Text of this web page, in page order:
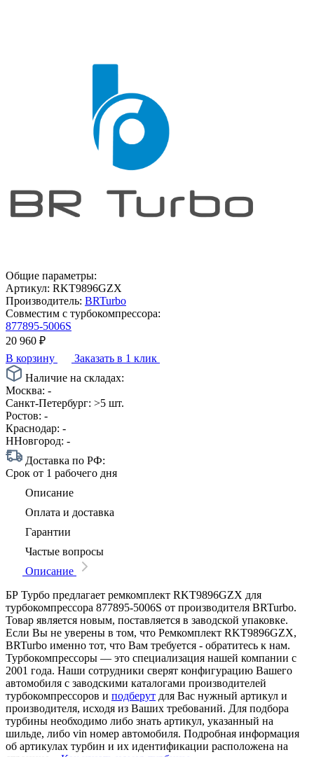
Общие параметры:
Артикул: RKT9896GZX
Производитель: BRTurbo
Совместим с турбокомпрессора:
877895-5006S
20 960 ₽
В корзину
Заказать в 1 клик
Наличие на складах:
Москва: -
Санкт-Петербург: >5 шт.
Ростов: -
Краснодар: -
ННовгород: -
Доставка по РФ:
Срок от 1 рабочего дня
Описание
Оплата и доставка
Гарантии
Частые вопросы
Описание
БР Турбо предлагает ремкомплект RKT9896GZX для
турбокомпрессора 877895-5006S от производителя BRTurbo.
Товар является новым, поставляется в заводской упаковке.
Если Вы не уверены в том, что Ремкомплект RKT9896GZX,
BRTurbo именно тот, что Вам требуется - обратитесь к нам.
Турбокомпрессоры — это специализация нашей компании с
2001 года. Наши сотрудники сверят конфигурацию Вашего
автомобиля с заводскими каталогами производителей
турбокомпрессоров и подберут для Вас нужный артикул и
производителя, исходя из Ваших требований. Для подбора
турбины необходимо либо знать артикул, указанный на
шильде, либо vin номер автомобиля. Подробная информация
об артикулах турбин и их идентификации расположена на